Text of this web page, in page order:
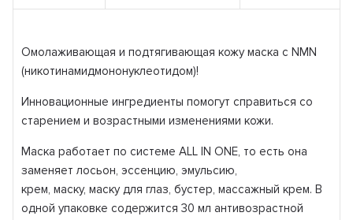
Омолаживающая и подтягивающая кожу маска с NMN
(никотинамидмононуклеотидом)!
Инновационные ингредиенты помогут справиться со
старением и возрастными изменениями кожи.
Маска работает по системе ALL IN ONE, то есть она
заменяет лосьон, эссенцию, эмульсию,
крем, маску, маску для глаз, бустер, массажный крем. В
одной упаковке содержится 30 мл антивозрастной